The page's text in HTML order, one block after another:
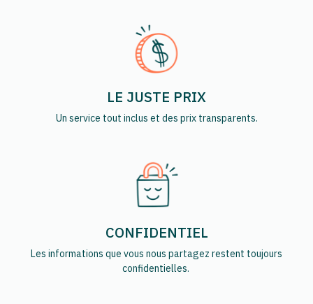
LE JUSTE PRIX
Un service tout inclus et des prix transparents.
CONFIDENTIEL
Les informations que vous nous partagez restent toujours
confidentielles.